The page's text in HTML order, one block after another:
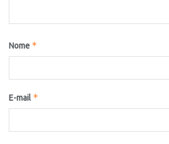
Nome *
E-mail *